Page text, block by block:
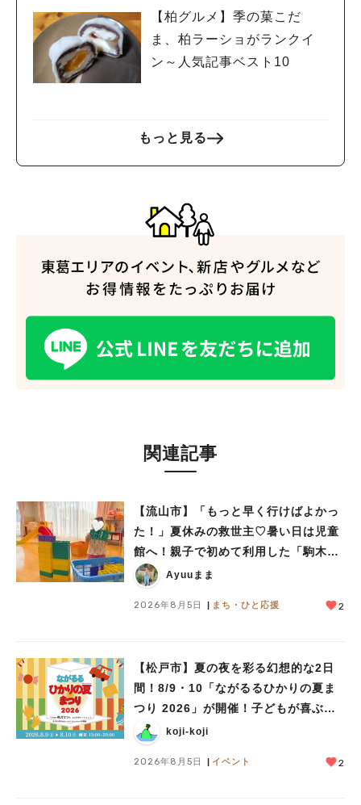
【柏グルメ】季の菓こだ
ま、柏ラーショがランクイ
ン～人気記事ベスト10
もっと見る
関連記事
【流山市】「もっと早く行けばよかっ
た！」夏休みの救世主♡暑い日は児童
館へ！親子で初めて利用した「駒木台
児童館」レポート
Ayuuまま
2026年8月5日 まち・ひと応援 2
【松戸市】夏の夜を彩る幻想的な2日
間！8/9・10「ながるるひかりの夏ま
つり 2026」が開催！子どもが喜ぶワ
ークショップや限定ヒーローショーも
koji-koji
2026年8月5日 イベント 2